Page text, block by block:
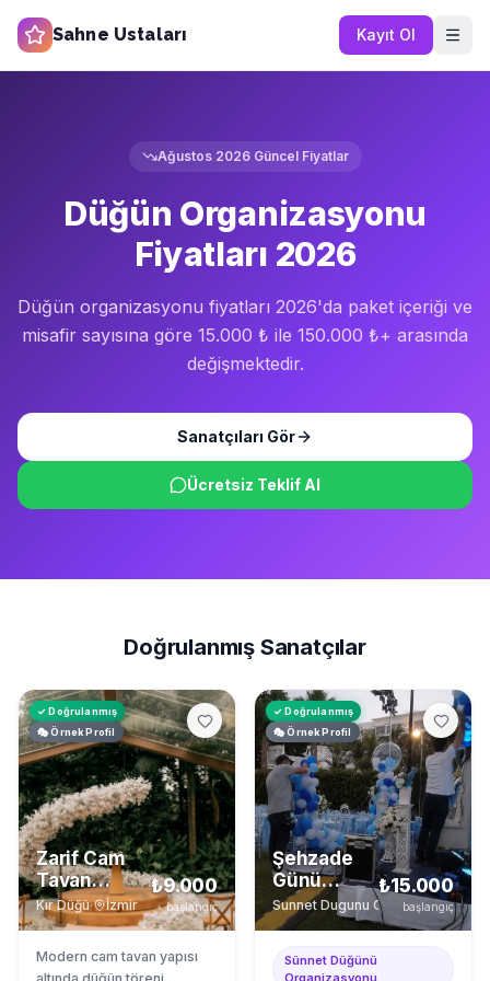
Sahne Ustaları Kayıt Ol
Ağustos 2026Güncel Fiyatlar
Düğün Organizasyonu
Fiyatları 2026
Düğün organizasyonu fiyatları 2026'da paket içeriği ve
misafir sayısına göre 15.000 ₺ ile 150.000 ₺+ arasında
değişmektedir.
Sanatçıları Gör
Ücretsiz Teklif Al
Doğrulanmış Sanatçılar
✓ Doğrulanmış
🎭 Örnek Profil
Zarif Cam
Tavan
Düğün
Töreni
Kır Düğü· İzmir
₺9.000
başlangıç
Modern cam tavan yapısı
✓ Doğrulanmış
🎭 Örnek Profil
Şehzade
Günü
Organizasyon
Sunnet Dugunu Organizasyonu
₺15.000
başlangıç
Sünnet Düğünü
Organizasyonu